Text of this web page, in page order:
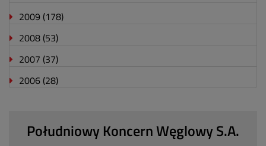
2009 (178)
2008 (53)
2007 (37)
2006 (28)
Południowy Koncern Węglowy S.A.